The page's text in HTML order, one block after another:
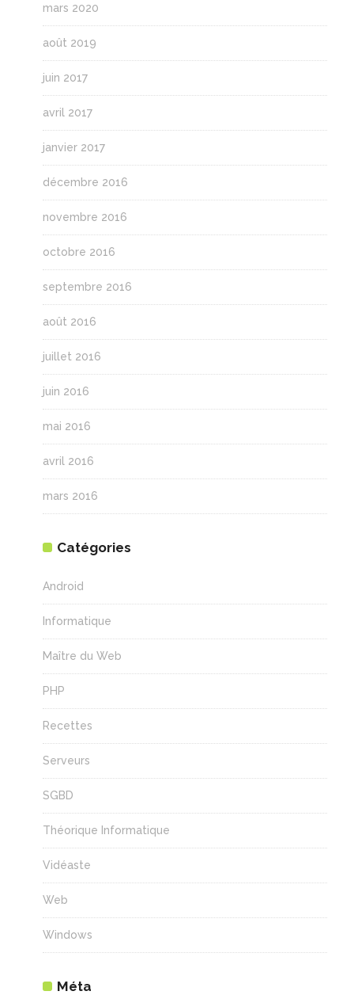
mars 2020
août 2019
juin 2017
avril 2017
janvier 2017
décembre 2016
novembre 2016
octobre 2016
septembre 2016
août 2016
juillet 2016
juin 2016
mai 2016
avril 2016
mars 2016
Catégories
Android
Informatique
Maître du Web
PHP
Recettes
Serveurs
SGBD
Théorique Informatique
Vidéaste
Web
Windows
Méta